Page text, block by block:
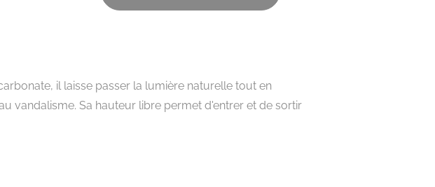
il laisse passer la lumière naturelle tout en
vandalisme. Sa hauteur libre permet d'entrer et de sortir